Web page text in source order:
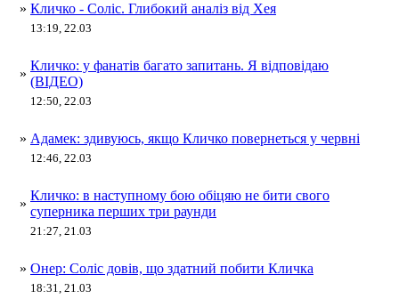
» Кличко - Соліс. Глибокий аналіз від Хея
13:19, 22.03
»
Кличко: у фанатів багато запитань. Я відповідаю
(ВІДЕО)
12:50, 22.03
» Адамек: здивуюсь, якщо Кличко повернеться у червні
12:46, 22.03
»
Кличко: в наступному бою обіцяю не бити свого
суперника перших три раунди
21:27, 21.03
» Онер: Соліс довів, що здатний побити Кличка
18:31, 21.03